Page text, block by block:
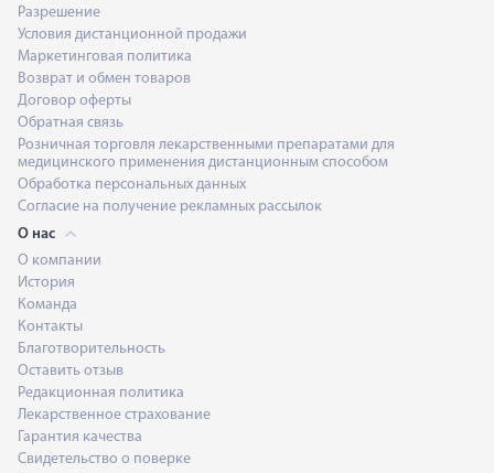
Разрешение
Условия дистанционной продажи
Маркетинговая политика
Возврат и обмен товаров
Договор оферты
Обратная связь
Розничная торговля лекарственными препаратами для
медицинского применения дистанционным способом
Обработка персональных данных
Согласие на получение рекламных рассылок
О нас
О компании
История
Команда
Контакты
Благотворительность
Оставить отзыв
Редакционная политика
Лекарственное страхование
Гарантия качества
Свидетельство о поверке